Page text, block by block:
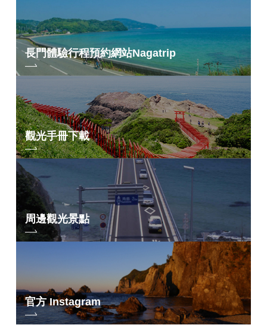
長門體驗行程預約網站Nagatrip
觀光手冊下載
周邊觀光景點
官方 Instagram